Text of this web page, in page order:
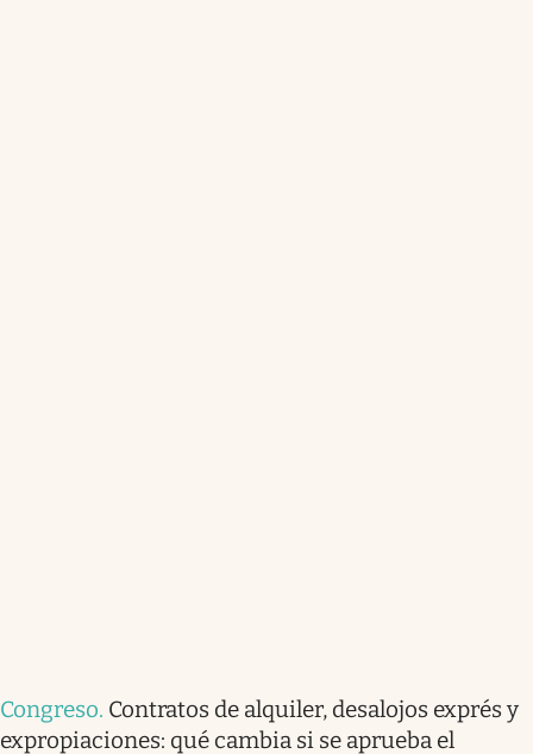
Congreso. Contratos de alquiler, desalojos exprés y
expropiaciones: qué cambia si se aprueba el